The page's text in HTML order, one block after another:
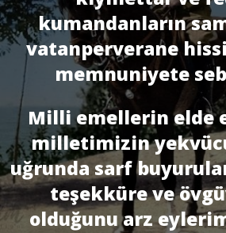
kumandanların
vatanperverane
memnuniyete
Milli emellerin elde
milletimizin
uğrunda sarf
teşekküre ve
olduğunu arz